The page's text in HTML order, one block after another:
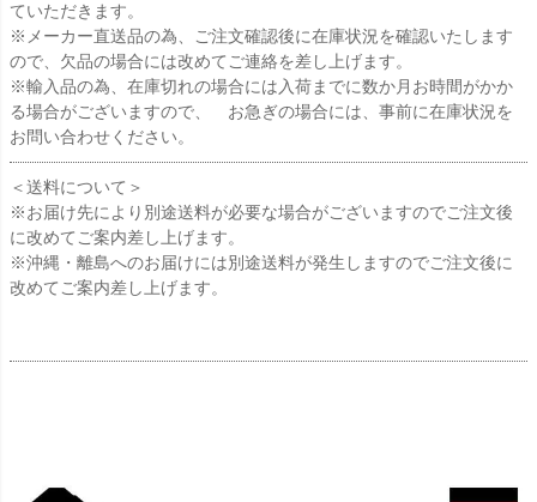
ていただきます。
※メーカー直送品の為、ご注文確認後に在庫状況を確認いたします
ので、欠品の場合には改めてご連絡を差し上げます。
※輸入品の為、在庫切れの場合には入荷までに数か月お時間がかか
る場合がございますので、 お急ぎの場合には、事前に在庫状況を
お問い合わせください。
＜送料について＞
※お届け先により別途送料が必要な場合がございますのでご注文後
に改めてご案内差し上げます。
※沖縄・離島へのお届けには別途送料が発生しますのでご注文後に
改めてご案内差し上げます。